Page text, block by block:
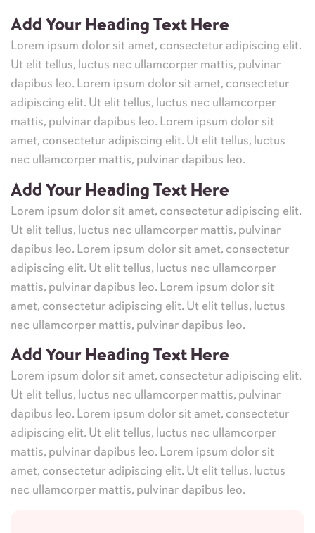
Add Your Heading Text Here
Lorem ipsum dolor sit amet, consectetur adipiscing elit.
Ut elit tellus, luctus nec ullamcorper mattis, pulvinar
dapibus leo. Lorem ipsum dolor sit amet, consectetur
adipiscing elit. Ut elit tellus, luctus nec ullamcorper
mattis, pulvinar dapibus leo. Lorem ipsum dolor sit
amet, consectetur adipiscing elit. Ut elit tellus, luctus
nec ullamcorper mattis, pulvinar dapibus leo.
Add Your Heading Text Here
Lorem ipsum dolor sit amet, consectetur adipiscing elit.
Ut elit tellus, luctus nec ullamcorper mattis, pulvinar
dapibus leo. Lorem ipsum dolor sit amet, consectetur
adipiscing elit. Ut elit tellus, luctus nec ullamcorper
mattis, pulvinar dapibus leo. Lorem ipsum dolor sit
amet, consectetur adipiscing elit. Ut elit tellus, luctus
nec ullamcorper mattis, pulvinar dapibus leo.
Add Your Heading Text Here
Lorem ipsum dolor sit amet, consectetur adipiscing elit.
Ut elit tellus, luctus nec ullamcorper mattis, pulvinar
dapibus leo. Lorem ipsum dolor sit amet, consectetur
adipiscing elit. Ut elit tellus, luctus nec ullamcorper
mattis, pulvinar dapibus leo. Lorem ipsum dolor sit
amet, consectetur adipiscing elit. Ut elit tellus, luctus
nec ullamcorper mattis, pulvinar dapibus leo.